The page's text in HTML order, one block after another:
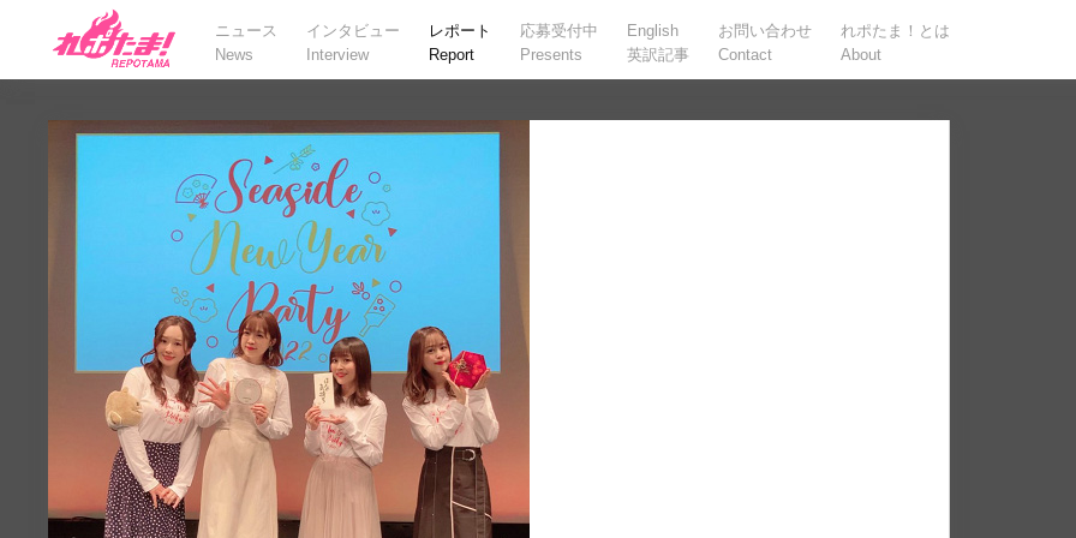
ニュース
News
インタビュー
Interview
レポート
Report
応募受付中
Presents
English
英訳記事
お問い合わせ
Contact
れポたま！とは
About